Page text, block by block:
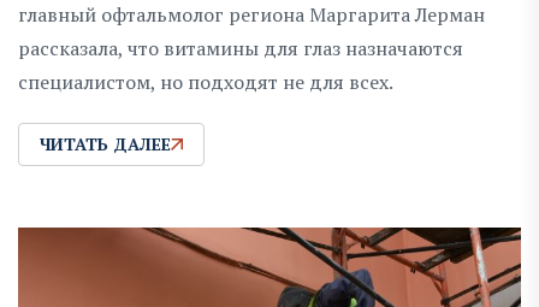
главный офтальмолог региона Маргарита Лерман
рассказала, что витамины для глаз назначаются
специалистом, но подходят не для всех.
ЧИТАТЬ ДАЛЕЕ